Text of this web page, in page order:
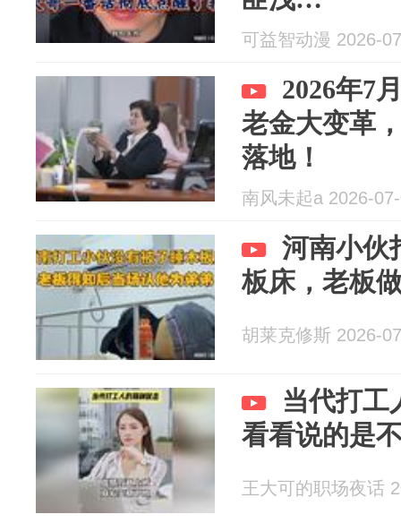
可益智动漫 2026-
2026年7
老金大变革
落地！
南风未起a 2026-
河南小伙
板床，老板
胡莱克修斯 2026-
当代打工
看看说的是
王大可的职场夜话